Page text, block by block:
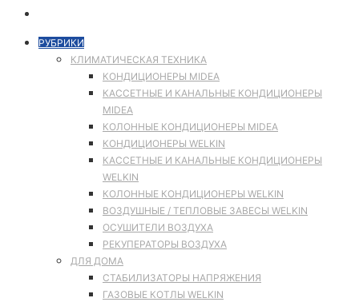
РУБРИКИ
КЛИМАТИЧЕСКАЯ ТЕХНИКА
КОНДИЦИОНЕРЫ MIDEA
КАССЕТНЫЕ И КАНАЛЬНЫЕ КОНДИЦИОНЕРЫ
MIDEA
КОЛОННЫЕ КОНДИЦИОНЕРЫ MIDEA
КОНДИЦИОНЕРЫ WELKIN
КАССЕТНЫЕ И КАНАЛЬНЫЕ КОНДИЦИОНЕРЫ
WELKIN
КОЛОННЫЕ КОНДИЦИОНЕРЫ WELKIN
ВОЗДУШНЫЕ / ТЕПЛОВЫЕ ЗАВЕСЫ WELKIN
ОСУШИТЕЛИ ВОЗДУХА
РЕКУПЕРАТОРЫ ВОЗДУХА
ДЛЯ ДОМА
СТАБИЛИЗАТОРЫ НАПРЯЖЕНИЯ
ГАЗОВЫЕ КОТЛЫ WELKIN